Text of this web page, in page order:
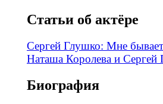
Cтатьи об актёре
Сергей Глушко: Мне бывает
Наташа Королева и Сергей
Биография